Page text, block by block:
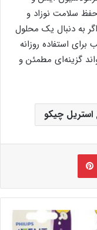
سلامت نوزاد و
به دنبال یک محلول
استفاده روزانه
چیکو حجم ۱ لیتر می‌تواند گزینه‌ای مطمئن و
چیکو
‫پین‌ترست